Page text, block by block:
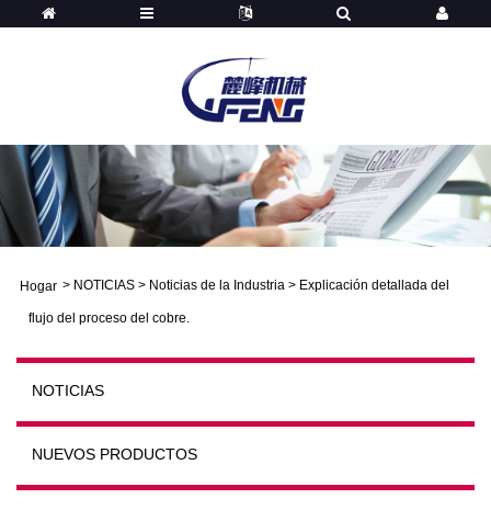
Hogar > NOTICIAS > Noticias de la Industria > Explicación detallada del
flujo del proceso del cobre.
NOTICIAS
NUEVOS PRODUCTOS